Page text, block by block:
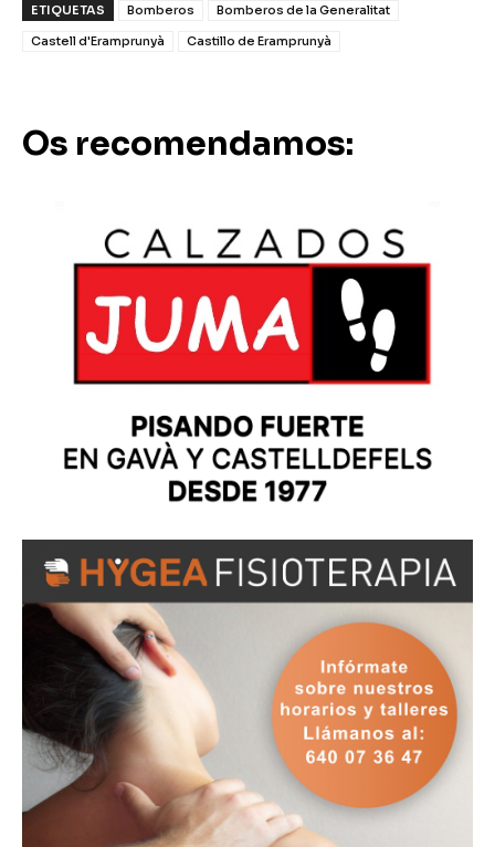
ETIQUETAS Bomberos
Bomberos de la Generalitat
Castell d'Eramprunyà
Castillo de Eramprunyà
Os recomendamos: